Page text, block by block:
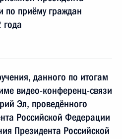
по приёму граждан
данного по итогам
видео-конференц-связи
Эл, проведённого
Российской Федерации
Президента Российской